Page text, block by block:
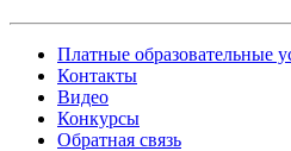
Платные образовательные
Контакты
Видео
Конкурсы
Обратная связь